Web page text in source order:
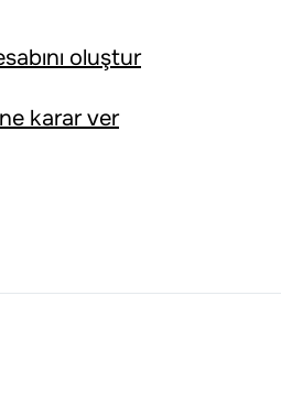
oluştur
karar ver